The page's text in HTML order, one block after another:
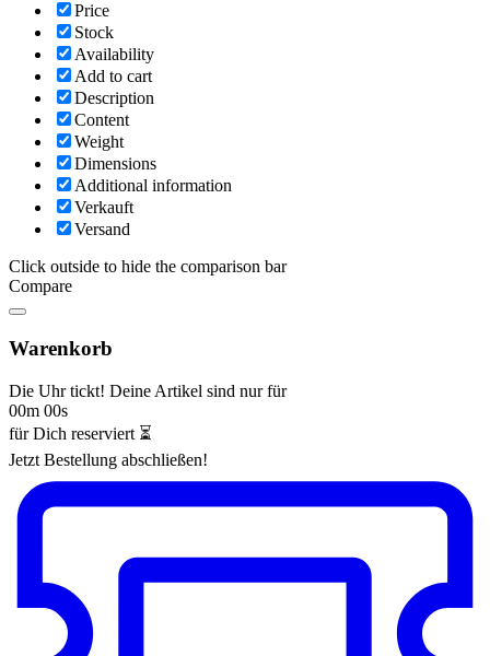
Price
Stock
Availability
Add to cart
Description
Content
Weight
Dimensions
Additional information
Verkauft
Versand
Click outside to hide the comparison bar
Compare
Warenkorb
Die Uhr tickt! Deine Artikel sind nur für
00m 00s
für Dich reserviert ⏳
Jetzt Bestellung abschließen!